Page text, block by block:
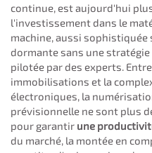
continue, est aujourd'hui
l'investissement dans le
machine, aussi
dormante sans une
pilotée par des experts.
immobilisations et la
électroniques, la
prévisionnelle ne sont plus
pour garantir une
du marché, la montée en